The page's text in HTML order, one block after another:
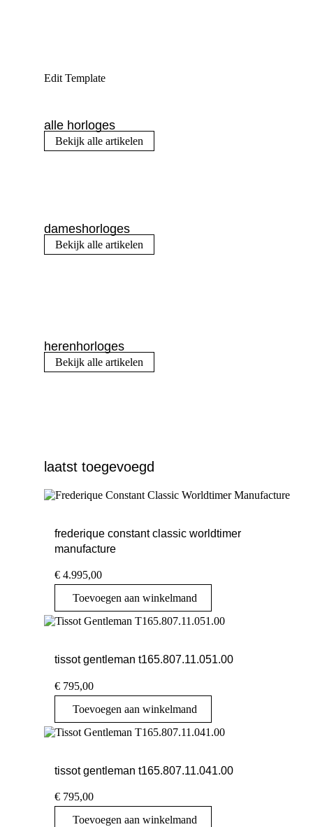
Edit Template
alle horloges
Bekijk alle artikelen
dameshorloges
Bekijk alle artikelen
herenhorloges
Bekijk alle artikelen
laatst toegevoegd
frederique constant classic worldtimer
manufacture
€ 4.995,00
Toevoegen aan winkelmand
tissot gentleman t165.807.11.051.00
€ 795,00
Toevoegen aan winkelmand
tissot gentleman t165.807.11.041.00
€ 795,00
Toevoegen aan winkelmand